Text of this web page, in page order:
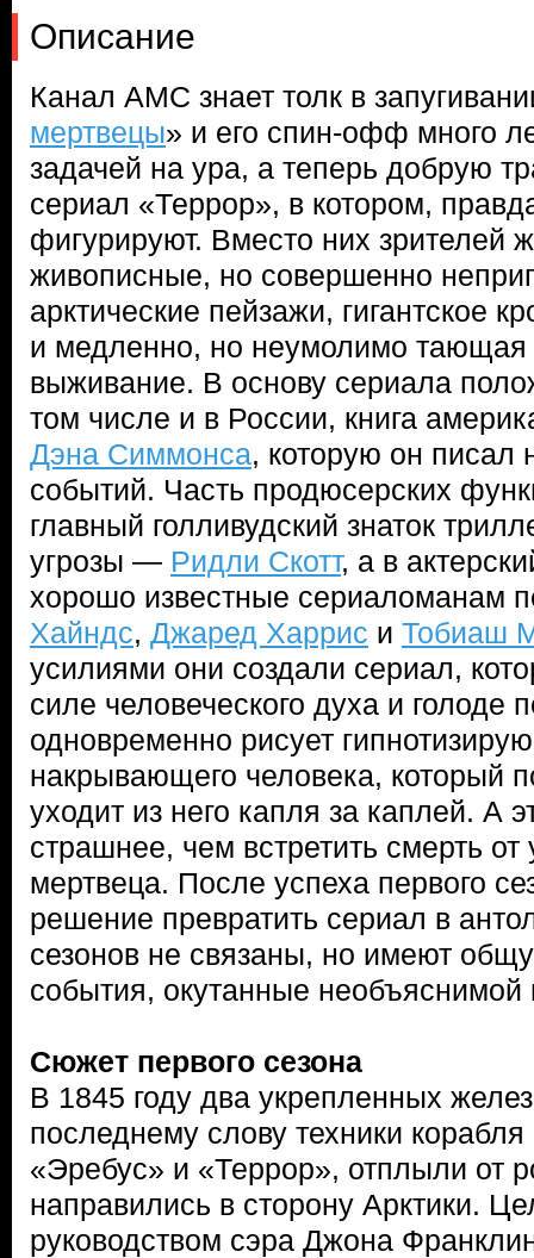
Описание
Канал AMC знает толк в
мертвецы» и его спин-офф много
задачей на ура, а теперь добрую
сериал «Террор», в котором,
фигурируют. Вместо них зрителей
живописные, но совершенно
арктические пейзажи, гигантское
и медленно, но неумолимо
выживание. В основу сериала
том числе и в России, книга
Дэна Симмонса, которую он писал
событий. Часть продюсерских
главный голливудский знаток
угрозы — Ридли Скотт, а в
хорошо известные сериаломанам
Хайндс, Джаред Харрис и Тобиаш
усилиями они создали сериал,
силе человеческого духа и голоде
одновременно рисует
накрывающего человека, который
уходит из него капля за каплей. А
страшнее, чем встретить смерть от
мертвеца. После успеха первого
решение превратить сериал в
сезонов не связаны, но имеют
события, окутанные необъяснимой
Сюжет первого сезона
В 1845 году два укрепленных
последнему слову техники
«Эребус» и «Террор», отплыли от
направились в сторону Арктики.
руководством сэра Джона